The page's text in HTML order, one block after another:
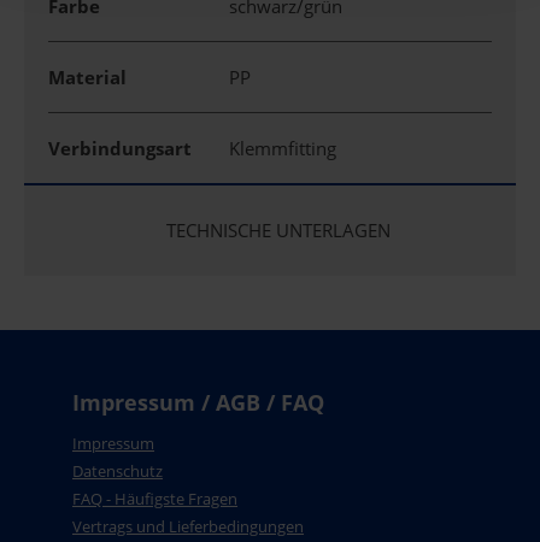
Farbe schwarz/grün
Material PP
Verbindungsart Klemmfitting
TECHNISCHE UNTERLAGEN
Impressum / AGB / FAQ
Impressum
Datenschutz
FAQ - Häufigste Fragen
Vertrags und Lieferbedingungen